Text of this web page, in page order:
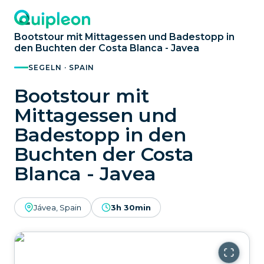
Bootstour mit Mittagessen und Badestopp in
den Buchten der Costa Blanca - Javea
SEGELN · SPAIN
Bootstour mit
Mittagessen und
Badestopp in den
Buchten der Costa
Blanca - Javea
Jávea, Spain 3h 30min